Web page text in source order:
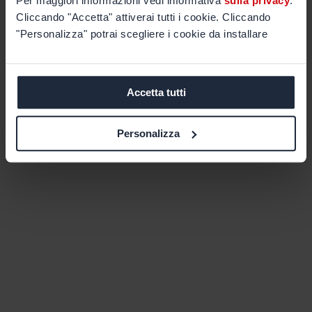
Cliccando "Accetta" attiverai tutti i cookie. Cliccando
"Personalizza" potrai scegliere i cookie da installare
Accetta tutti
Personalizza